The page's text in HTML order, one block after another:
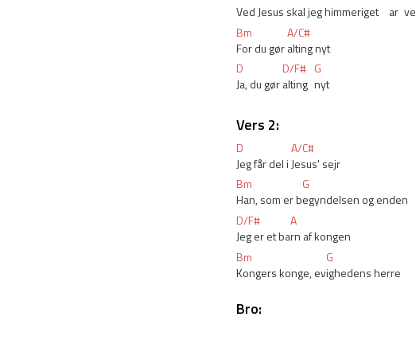
Ved Jesus skal jeg himmeriget ar ve
Bm
A/C#
For du gør alting nyt
D
D/F# G
Ja, du gør alting nyt
Vers 2:
D
A/C#
Jeg får del i Jesus' sejr
Bm
G
Han, som er begyndelsen og enden
D/F#
A
Jeg er et barn af kongen
Bm
G
Kongers konge, evighedens herre
Bro: